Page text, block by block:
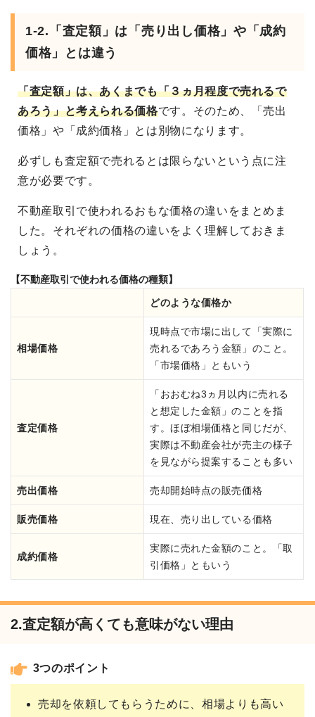
1-2.「査定額」は「売り出し価格」や「成約
価格」とは違う
「査定額」は、あくまでも「３ヵ月程度で売れるで
あろう」と考えられる価格です。そのため、「売出
価格」や「成約価格」とは別物になります。
必ずしも査定額で売れるとは限らないという点に注
意が必要です。
不動産取引で使われるおもな価格の違いをまとめま
した。それぞれの価格の違いをよく理解しておきま
しょう。
【不動産取引で使われる価格の種類】
どのような価格か
相場価格
現時点で市場に出して「実際に
売れるであろう金額」のこと。
「市場価格」ともいう
査定価格
「おおむね3ヵ月以内に売れる
と想定した金額」のことを指
す。ほぼ相場価格と同じだが、
実際は不動産会社が売主の様子
を見ながら提案することも多い
売出価格 売却開始時点の販売価格
販売価格 現在、売り出している価格
成約価格
実際に売れた金額のこと。「取
引価格」ともいう
2.査定額が高くても意味がない理由
3つのポイント
売却を依頼してもらうために、相場よりも高い